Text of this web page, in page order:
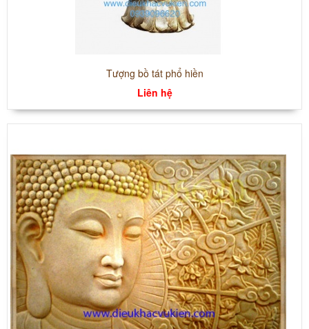
Tượng bồ tát phổ hiền
Liên hệ